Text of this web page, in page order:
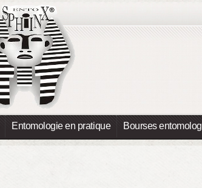
Entomologie en pratique Bourses